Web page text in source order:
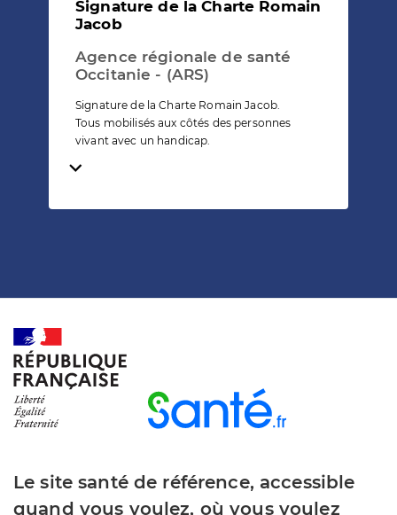
Signature de la Charte Romain
Jacob
Agence régionale de santé
Occitanie - (ARS)
Signature de la Charte Romain Jacob.
Tous mobilisés aux côtés des personnes
vivant avec un handicap.
Temps de lecture
Le site santé de référence, accessible
quand vous voulez, où vous voulez